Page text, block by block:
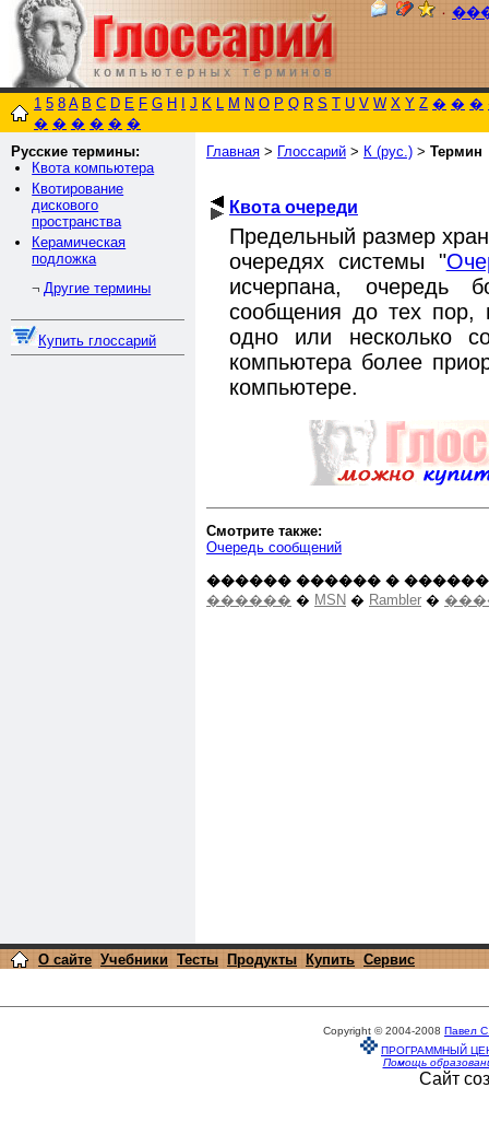
٠
1 5 8 A B C D E F G H J K L M N O P Q R S T U V W X Y Z � � �
� � � � � �
Русские термины:
Квота компьютера
Квотирование
дискового
пространства
Керамическая
подложка
¬ Другие термины
Купить глоссарий
Главная > Глоссарий > К (рус.) > Термин
Квота очереди
Предельный размер
очередях системы "
исчерпана, очередь
сообщения до тех пор,
одно или несколько
компьютера более
компьютере.
Смотрите также:
Очередь сообщений
������ ������ �
������ � MSN � Rambler �
О сайте Учебники Тесты Продукты Купить Сервис
Copyright © 2004-2008 Павел
ПРОГРАММНЫЙ
Помощь
Сайт